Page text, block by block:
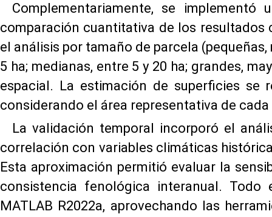
Complementariamente, se
comparación cuantitativa de los
el análisis por tamaño de parcela (pequeñas,
5 ha; medianas, entre 5 y 20 ha; grandes,
espacial. La estimación de superficies se
considerando el área representativa de cada
La validación temporal incorporó el
correlación con variables climáticas
Esta aproximación permitió evaluar la
consistencia fenológica interanual.
MATLAB R2022a, aprovechando las